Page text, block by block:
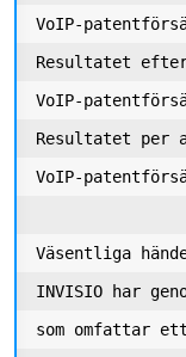
VoIP-
Resultatet
VoIP-
Resultatet per
VoIP-
Väsentliga
INVISIO har
som omfattar